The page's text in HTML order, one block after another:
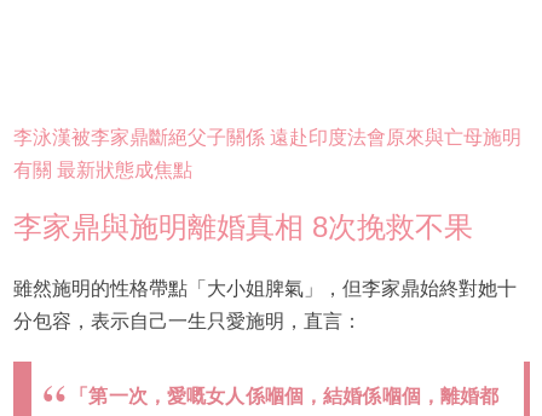
李泳漢被李家鼎斷絕父子關係 遠赴印度法會原來與亡母施明
有關 最新狀態成焦點
李家鼎與施明離婚真相 8次挽救不果
雖然施明的性格帶點「大小姐脾氣」，但李家鼎始終對她十
分包容，表示自己一生只愛施明，直言：
「第一次，愛嘅女人係嗰個，結婚係嗰個，離婚都